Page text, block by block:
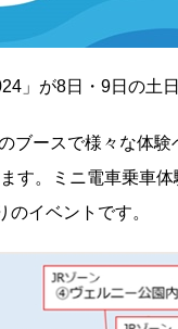
」が8日・9日の土
ブースで様々な体
す。ミニ電車乗車
イベントです。